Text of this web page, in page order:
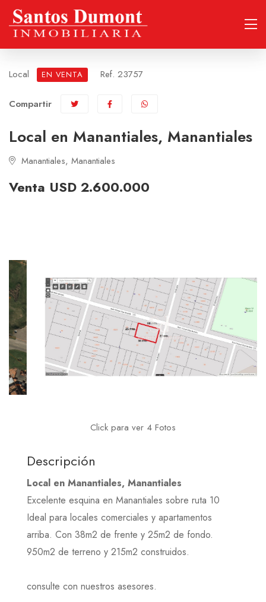
Local EN VENTA Ref. 23757
Compartir
Local en Manantiales, Manantiales
Manantiales, Manantiales
Venta USD 2.600.000
Click para ver 4 Fotos
Descripción
Local en Manantiales, Manantiales
Excelente esquina en Manantiales sobre ruta 10
Ideal para locales comerciales y apartamentos
arriba. Con 38m2 de frente y 25m2 de fondo.
950m2 de terreno y 215m2 construidos.
consulte con nuestros asesores.